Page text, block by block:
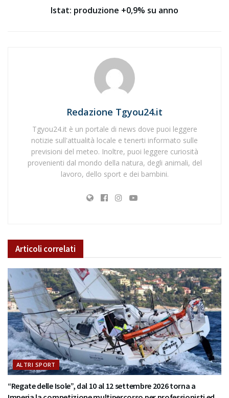
Istat: produzione +0,9% su anno
Redazione Tgyou24.it
Tgyou24.it è un portale di news dove puoi leggere
notizie sull'attualità locale e tenerti informato sulle
previsioni del meteo. Inoltre, puoi leggere curiosità
provenienti dal mondo della natura, degli animali, del
lavoro, dello sport e dei bambini.
Articoli correlati
ALTRI SPORT
“Regate delle Isole”, dal 10 al 12 settembre 2026 torna a